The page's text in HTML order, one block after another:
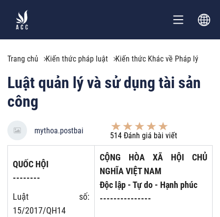
Trang chủ Kiến thức pháp luật Kiến thức Khác về Pháp lý
Luật quản lý và sử dụng tài sản
công
mythoa.postbai
514 Đánh giá bài viết
QUỐC HỘI
--------
Luật số:
15/2017/QH14
CỘNG HÒA XÃ HỘI CHỦ
NGHĨA VIỆT NAM
Độc lập - Tự do - Hạnh phúc
---------------